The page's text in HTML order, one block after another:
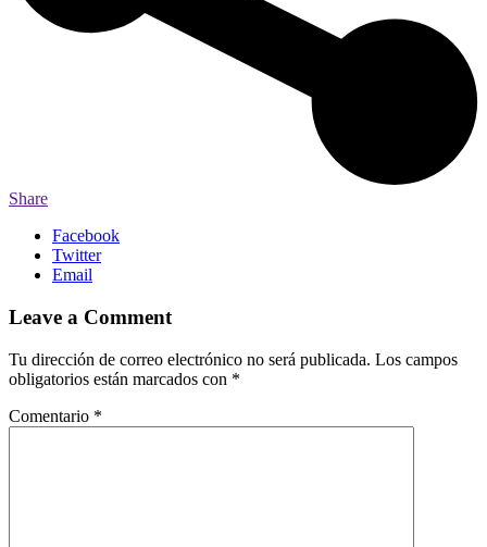
Share
Facebook
Twitter
Email
Leave a Comment
Tu dirección de correo electrónico no será publicada. Los campos
obligatorios están marcados con *
Comentario *